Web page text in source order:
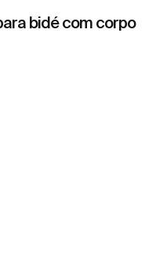
bidé com corpo